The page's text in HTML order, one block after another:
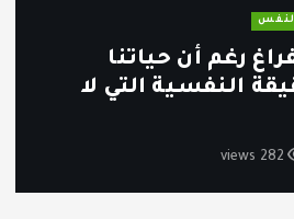
رغم أن حياتنا
النفسية التي لا
282 views